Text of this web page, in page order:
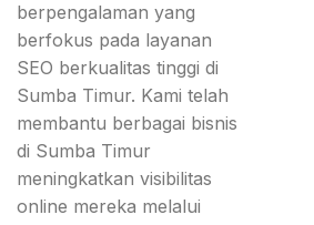
berpengalaman yang
berfokus pada layanan
SEO berkualitas tinggi di
Sumba Timur. Kami telah
membantu berbagai bisnis
di Sumba Timur
meningkatkan visibilitas
online mereka melalui